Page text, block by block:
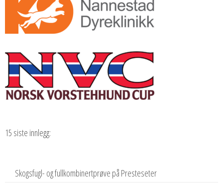
15 siste innlegg:
Skogsfugl- og fullkombinertprøve på Presteseter